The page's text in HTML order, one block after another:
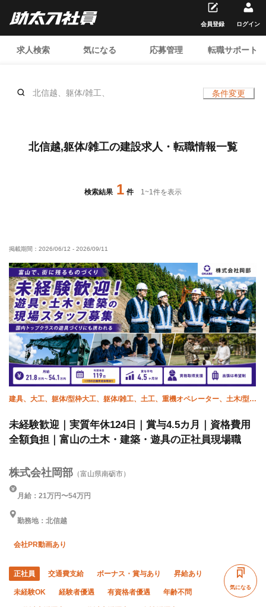
求人検索 気になる 応募管理 転職サポート
会員登録 ログイン
北信越、躯体/雑工、 条件変更
北信越,躯体/雑工の建設求人・転職情報一覧
検索結果 1 件 1~1件を表示
掲載期間： 2026/06/12 - 2026/09/11
建具、大工、躯体/型枠大工、躯体/雑工、土工、重機オペレーター、土木/型枠
未経験歓迎｜実質年休124日｜賞与4.5カ月｜資格費用
全額負担｜富山の土木・建築・遊具の正社員現場職
株式会社岡部 （富山県南砺市）
月給：21万円〜54万円
勤務地：北信越
会社PR動画あり
正社員 交通費支給 ボーナス・賞与あり 昇給あり
未経験OK 経験者優遇 有資格者優遇 年齢不問
気になる